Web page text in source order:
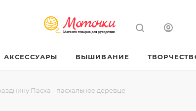
АКСЕССУАРЫ ВЫШИВАНИЕ
Пасха - пасхальное деревце